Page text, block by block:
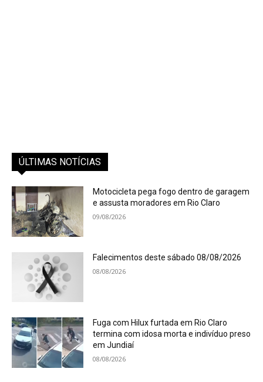
ÚLTIMAS NOTÍCIAS
Motocicleta pega fogo dentro de garagem
e assusta moradores em Rio Claro
09/08/2026
Falecimentos deste sábado 08/08/2026
08/08/2026
Fuga com Hilux furtada em Rio Claro
termina com idosa morta e indivíduo preso
em Jundiaí
08/08/2026